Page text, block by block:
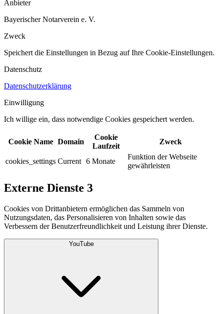
Anbieter
Bayerischer Notarverein e. V.
Zweck
Speichert die Einstellungen in Bezug auf Ihre Cookie-Einstellungen.​
Datenschutz
Datenschutzerklärung
Einwilligung
Ich willige ein, dass notwendige Cookies gespeichert werden.​
Cookie Name Domain
Cookie
Laufzeit
Zweck
cookies_settings Current 6 Monate
Funktion der Webseite
gewährleisten
Externe Dienste 3
Cookies von Drittanbietern ermöglichen das Sammeln von
Nutzungsdaten, das Personalisieren von Inhalten sowie das
Verbessern der Benutzerfreundlichkeit und Leistung ihrer Dienste.
YouTube